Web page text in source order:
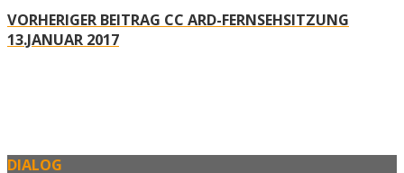
VORHERIGER BEITRAG CC ARD-FERNSEHSITZUNG
13.JANUAR 2017
DIALOG